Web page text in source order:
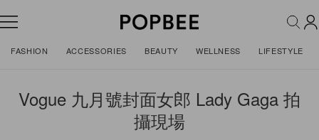
FASHION ACCESSORIES BEAUTY WELLNESS LIFESTYLE
Vogue 九月號封面女郎 Lady Gaga 拍
攝現場